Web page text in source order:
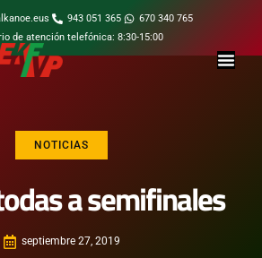
943 051 365
670 340 765
de atención telefónica: 8:30-15:00
NOTICIAS
a semifinales
septiembre 27, 2019